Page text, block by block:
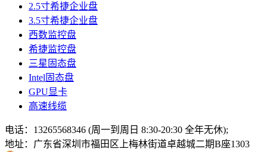
2.5寸希捷企业盘
3.5寸希捷企业盘
西数监控盘
希捷监控盘
三星固态盘
Intel固态盘
GPU显卡
高速线缆
电话：13265568346 (周一到周日 8:30-20:30 全年无休);
地址：广东省深圳市福田区上梅林街道卓越城二期B座1303